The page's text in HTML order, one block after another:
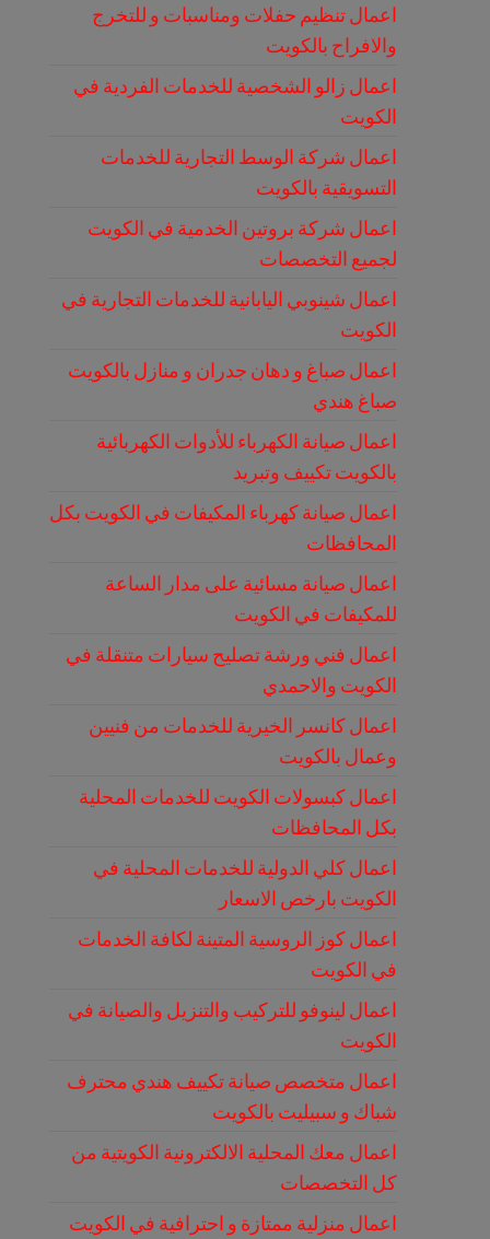
اعمال تنظيم حفلات ومناسبات و للتخرج
والافراح بالكويت
اعمال زالو الشخصية للخدمات الفردية في
الكويت
اعمال شركة الوسط التجارية للخدمات
التسويقية بالكويت
اعمال شركة بروتين الخدمية في الكويت
لجميع التخصصات
اعمال شينوبي اليابانية للخدمات التجارية في
الكويت
اعمال صباغ و دهان جدران و منازل بالكويت
صباغ هندي
اعمال صيانة الكهرباء للأدوات الكهربائية
بالكويت تكييف وتبريد
اعمال صيانة كهرباء المكيفات في الكويت بكل
المحافظات
اعمال صيانة مسائية على مدار الساعة
للمكيفات في الكويت
اعمال فني ورشة تصليح سيارات متنقلة في
الكويت والاحمدي
اعمال كانسر الخيرية للخدمات من فنيين
وعمال بالكويت
اعمال كبسولات الكويت للخدمات المحلية
بكل المحافظات
اعمال كلي الدولية للخدمات المحلية في
الكويت بارخص الاسعار
اعمال كوز الروسية المتينة لكافة الخدمات
في الكويت
اعمال لينوفو للتركيب والتنزيل والصيانة في
الكويت
اعمال متخصص صيانة تكييف هندي محترف
شباك و سبيليت بالكويت
اعمال معك المحلية الالكترونية الكويتية من
كل التخصصات
اعمال منزلية ممتازة و احترافية في الكويت